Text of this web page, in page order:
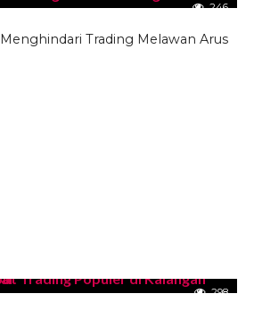
246
Trading Melawan Arus
298